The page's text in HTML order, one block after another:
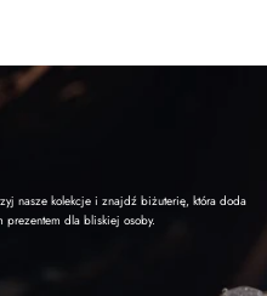
nasze kolekcje i znajdź biżuterię, która doda
prezentem dla bliskiej osoby.